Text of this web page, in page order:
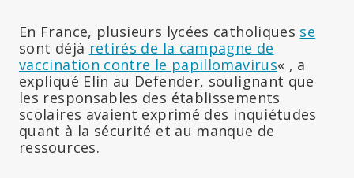
En France, plusieurs lycées catholiques se
sont déjà retirés de la campagne de
vaccination contre le papillomavirus« , a
expliqué Elin au Defender, soulignant que
les responsables des établissements
scolaires avaient exprimé des inquiétudes
quant à la sécurité et au manque de
ressources.